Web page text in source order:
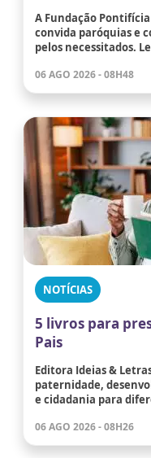
A Fundação Pontifícia
convida paróquias e
pelos necessitados.
06 AGO 2026 - 08H48
NOTÍCIAS
5 livros para
Pais
Editora Ideias &
paternidade,
e cidadania para
06 AGO 2026 - 08H26